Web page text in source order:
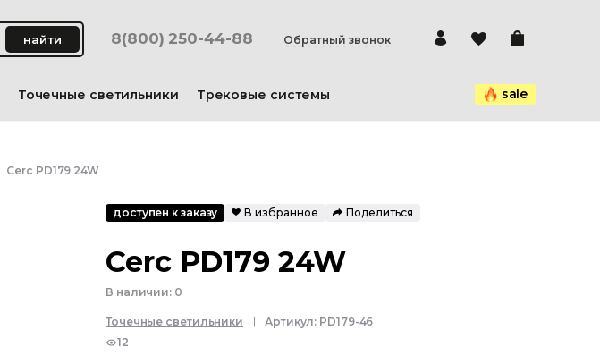
найти 8(800) 250-44-88 Обратный звонок
Точечные светильники Трековые системы sale
Cerc PD179 24W
доступен к заказу В избранное Поделиться
Cerc PD179 24W
В наличии: 0
Точечные светильники Артикул: PD179-46
12